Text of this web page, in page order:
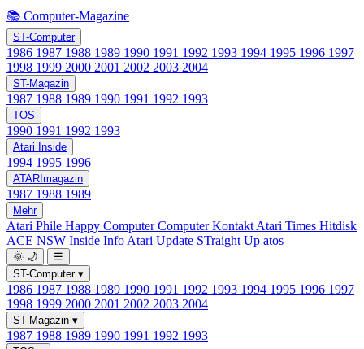
📚 Computer-Magazine
ST-Computer
1986 1987 1988 1989 1990 1991 1992 1993 1994 1995 1996 1997
1998 1999 2000 2001 2002 2003 2004
ST-Magazin
1987 1988 1989 1990 1991 1992 1993
TOS
1990 1991 1992 1993
Atari Inside
1994 1995 1996
ATARImagazin
1987 1988 1989
Mehr
Atari Phile Happy ComputerComputer Kontakt Atari Times Hitdisk
ACE NSW Inside Info Atari Update STraight Up atos
🌞 🌙
☰
ST-Computer ▾
1986 1987 1988 1989 1990 1991 1992 1993 1994 1995 1996 1997
1998 1999 2000 2001 2002 2003 2004
ST-Magazin ▾
1987 1988 1989 1990 1991 1992 1993